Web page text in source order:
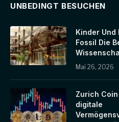
UNBEDINGT BESUCHEN
Kinder Und
Fossil Die
Mai 26, 2026
Zurich
digitale